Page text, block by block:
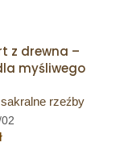
z drewna –
myśliwego
rzeźby